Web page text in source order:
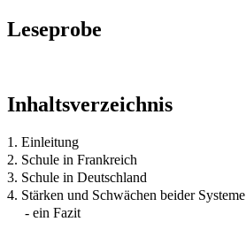
Leseprobe
Inhaltsverzeichnis
1. Einleitung
2. Schule in Frankreich
3. Schule in Deutschland
4. Stärken und Schwächen beider Systeme
- ein Fazit